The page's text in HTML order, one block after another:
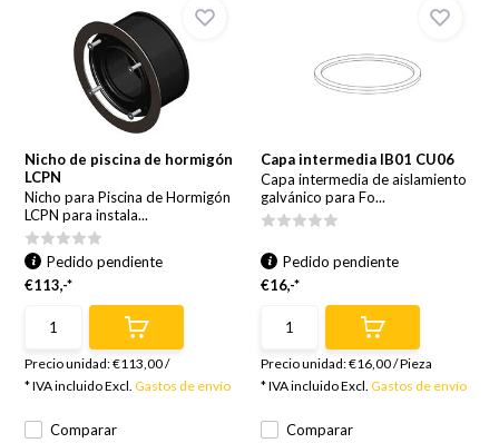
Nicho de piscina de hormigón
LCPN
Nicho para Piscina de Hormigón
LCPN para instala...
Comparar
Pedido pendiente
€113,-*
Precio unidad:€113,00/
* IVA incluido Excl.Gastos de envío
Capa intermedia IB01 CU06
Capa intermedia de aislamiento
galvánico para Fo...
Comparar
Pedido pendiente
€16,-*
Precio unidad:€16,00/Pieza
* IVA incluido Excl. Gastos de envío